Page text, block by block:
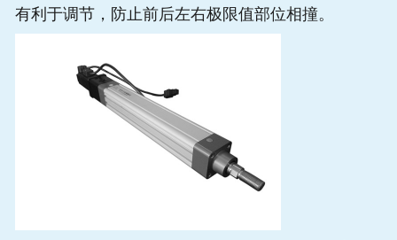
有利于调节，防止前后左右极限值部位相撞。